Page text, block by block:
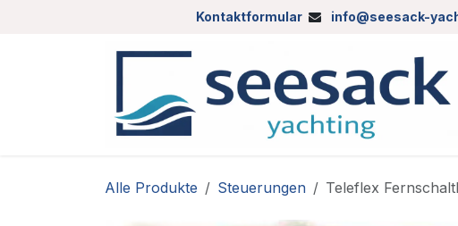
Kontaktformular info@seesack-
Alle Produkte Steuerungen Teleflex